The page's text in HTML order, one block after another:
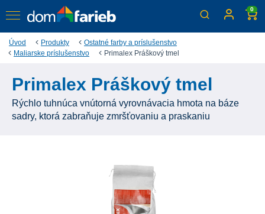
0
Úvod Produkty
Ostatné farby a príslušenstvo
Maliarske príslušenstvo
Primalex Práškový tmel
Primalex Práškový tmel
Rýchlo tuhnúca vnútorná vyrovnávacia hmota na báze
sadry, ktorá zabraňuje zmršťovaniu a praskaniu